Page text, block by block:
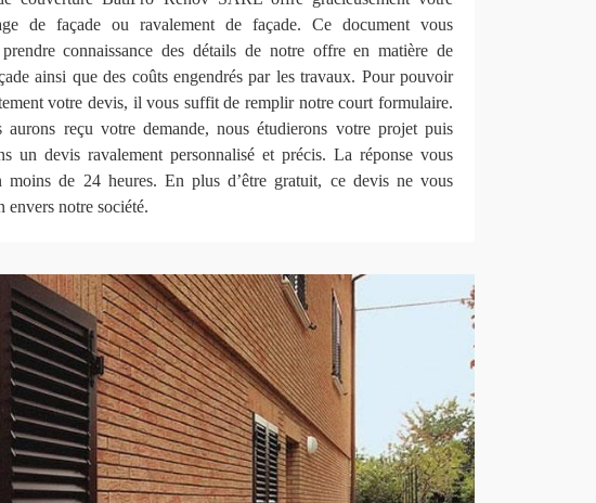
de façade ou ravalement de façade. Ce document vous
connaissance des détails de notre offre en matière de
ainsi que des coûts engendrés par les travaux. Pour pouvoir
votre devis, il vous suffit de remplir notre court formulaire.
aurons reçu votre demande, nous étudierons votre projet puis
un devis ravalement personnalisé et précis. La réponse vous
moins de 24 heures. En plus d’être gratuit, ce devis ne vous
envers notre société.